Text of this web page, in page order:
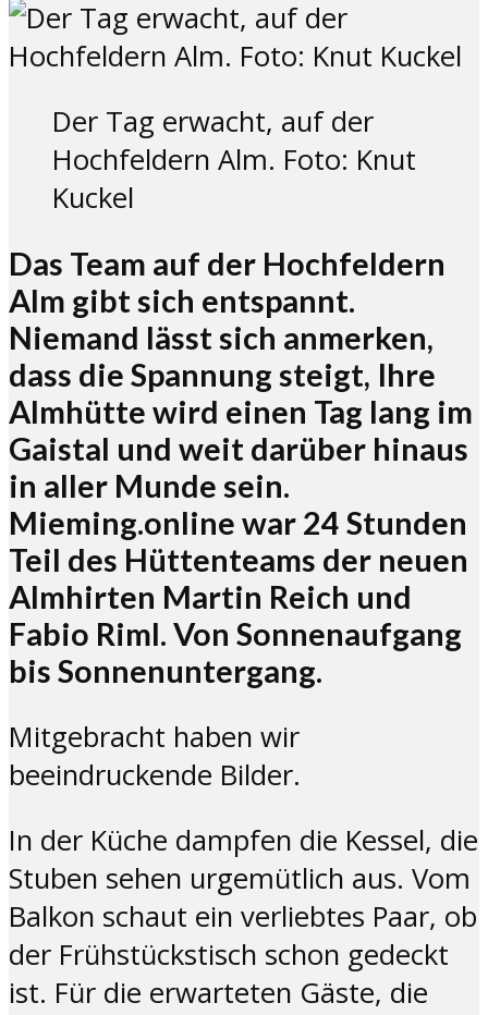
Der Tag erwacht, auf der
Hochfeldern Alm. Foto: Knut
Kuckel
Das Team auf der Hochfeldern
Alm gibt sich entspannt.
Niemand lässt sich anmerken,
dass die Spannung steigt, Ihre
Almhütte wird einen Tag lang im
Gaistal und weit darüber hinaus
in aller Munde sein.
Mieming.online war 24 Stunden
Teil des Hüttenteams der neuen
Almhirten Martin Reich und
Fabio Riml. Von Sonnenaufgang
bis Sonnenuntergang.
Mitgebracht haben wir
beeindruckende Bilder.
In der Küche dampfen die Kessel, die
Stuben sehen urgemütlich aus. Vom
Balkon schaut ein verliebtes Paar, ob
der Frühstückstisch schon gedeckt
ist. Für die erwarteten Gäste, die